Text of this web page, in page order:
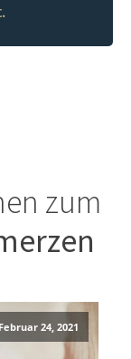
zum
Februar 24, 2021